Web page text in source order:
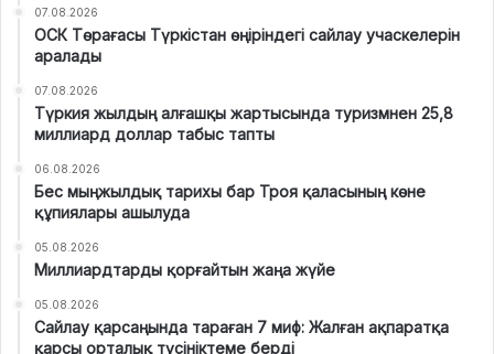
07.08.2026
ОСК Төрағасы Түркістан өңіріндегі сайлау учаскелерін
аралады
07.08.2026
Түркия жылдың алғашқы жартысында туризмнен 25,8
миллиард доллар табыс тапты
06.08.2026
Бес мыңжылдық тарихы бар Троя қаласының көне
құпиялары ашылуда
05.08.2026
Миллиардтарды қорғайтын жаңа жүйе
05.08.2026
Сайлау қарсаңында тараған 7 миф: Жалған ақпаратқа
қарсы орталық түсініктеме берді